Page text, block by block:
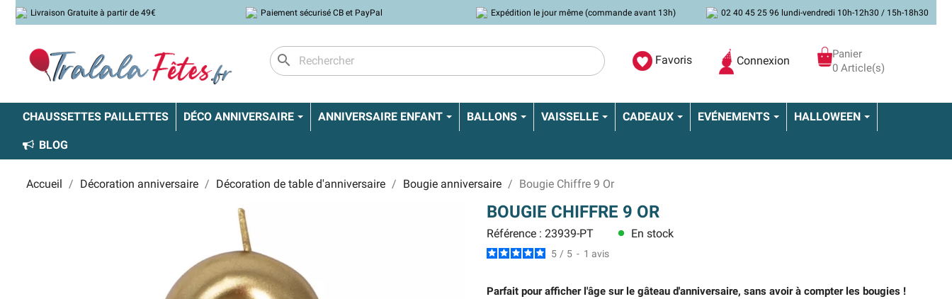
Livraison Gratuite à partir de 49€ Paiement sécurisé CB et PayPal Expédition le jour même (commande avant 13h) 02 40 45 25 96 lundi-vendredi 10h-12h30 / 15h-18h30
search Favoris Connexion
Panier
0 Article(s)
CHAUSSETTES PAILLETTES DÉCO ANNIVERSAIRE ANNIVERSAIRE ENFANT BALLONS VAISSELLE CADEAUX EVÉNEMENTS HALLOWEEN
BLOG
Accueil Décoration anniversaire Décoration de table d'anniversaire Bougie anniversaire Bougie Chiffre 9 Or
BOUGIE CHIFFRE 9 OR
Référence : 23939-PT lens En stock
5 / 5 - 1 avis
Parfait pour afficher l'âge sur le gâteau d'anniversaire, sans avoir à compter les bougies !